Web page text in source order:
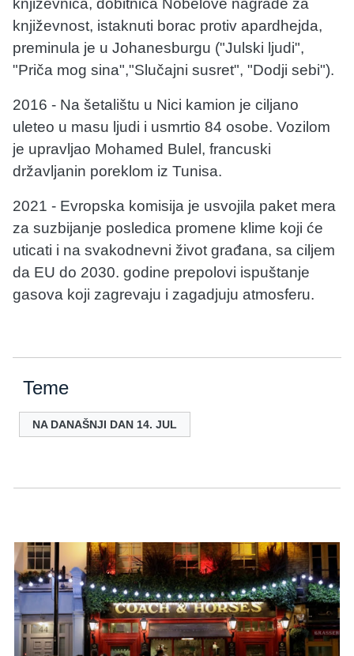
književnica, dobitnica Nobelove nagrade za
književnost, istaknuti borac protiv apardhejda,
preminula je u Johanesburgu ("Julski ljudi",
"Priča mog sina","Slučajni susret", "Dodji sebi").
2016 - Na šetalištu u Nici kamion je ciljano
uleteo u masu ljudi i usmrtio 84 osobe. Vozilom
je upravljao Mohamed Bulel, francuski
državljanin poreklom iz Tunisa.
2021 - Evropska komisija je usvojila paket mera
za suzbijanje posledica promene klime koji će
uticati i na svakodnevni život građana, sa ciljem
da EU do 2030. godine prepolovi ispuštanje
gasova koji zagrevaju i zagadjuju atmosferu.
Teme
NA DANAŠNJI DAN 14. JUL